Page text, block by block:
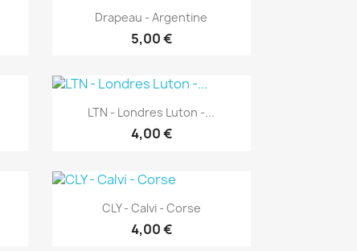
Aperçu rapide
Drapeau - Argentine
5,00 €
Aperçu rapide
LTN - Londres Luton -...
4,00 €
Aperçu rapide
CLY - Calvi - Corse
4,00 €